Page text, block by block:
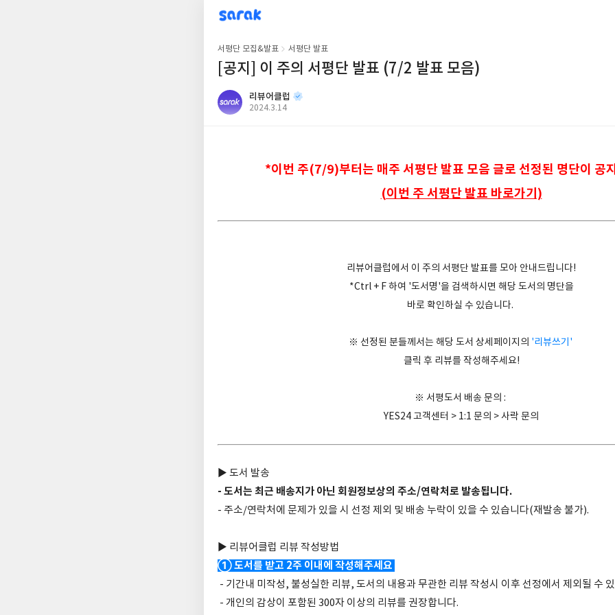
sarak
리뷰어클럽
서평단 모집&발표 서평단 발표
[공지] 이 주의 서평단 발표 (7/2 발표 모음)
리뷰어클럽
공
2024.3.14
*이번 주(7/9)부터는 매주 서평단 발표 모음 글로 선정된 명단이 공
(이번 주 서평단 발표 바로가기)
리뷰어클럽에서 이 주의 서평단 발표를 모아 안내드립니다!
*Ctrl + F 하여 '도서명'을 검색하시면 해당 도서의 명단을
바로 확인하실 수 있습니다.
※ 선정된 분들께서는 해당 도서 상세페이지의 '리뷰쓰기'
클릭 후 리뷰를 작성해주세요!
※ 서평도서 배송 문의 :
YES24 고객센터 > 1:1 문의 > 사락 문의
▶ 도서 발송
- 도서는 최근 배송지가 아닌 회원정보상의 주소/연락처로 발송됩니다.
- 주소/연락처에 문제가 있을 시 선정 제외 및 배송 누락이 있을 수 있습니다(재발송 불가).
▶ 리뷰어클럽 리뷰 작성방법
① 도서를 받고 2주 이내에 작성해주세요
- 기간내 미작성, 불성실한 리뷰, 도서의 내용과 무관한 리뷰 작성시 이후 선정에서 제외될 수
- 개인의 감상이 포함된 300자 이상의 리뷰를 권장합니다.